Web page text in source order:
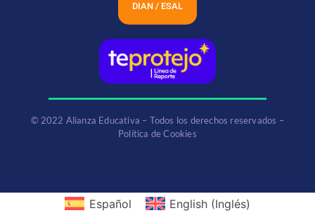
DIAN / ESAL
© 2022 Alianza Educativa – Todos los derechos reservados –
Política de Cookies
Español English(Inglés)